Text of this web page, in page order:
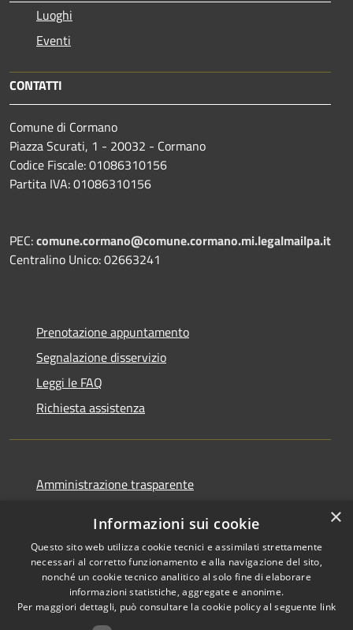
Luoghi
Eventi
CONTATTI
Comune di Cormano
Piazza Scurati, 1 - 20032 - Cormano
Codice Fiscale: 01086310156
Partita IVA: 01086310156
PEC:comune.cormano@comune.cormano.mi.legalmailpa.it
Centralino Unico: 02663241
Prenotazione appuntamento
Segnalazione disservizio
Leggi le FAQ
Richiesta assistenza
Amministrazione trasparente
Dichiarazione di accessibilità
×
Informazioni sui cookie
Questo sito web utilizza cookie tecnici e assimilati strettamente
necessari al corretto funzionamento e alla navigazione del sito,
nonché un cookie tecnico analitico al solo fine di elaborare
informazioni statistiche, aggregate e anonime.
Per maggiori dettagli, può consultare la cookie policy al seguente link